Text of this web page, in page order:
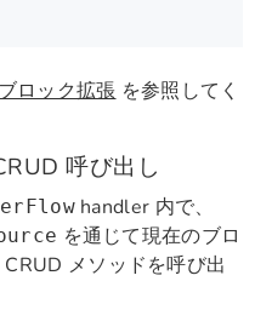
ロック拡張を参照してく
呼び出し
handler 内で、
を通じて現在のブロ
メソッドを呼び出